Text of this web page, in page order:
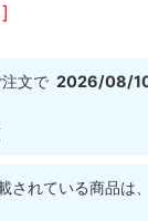
文で 2026/08/10
されている商品は